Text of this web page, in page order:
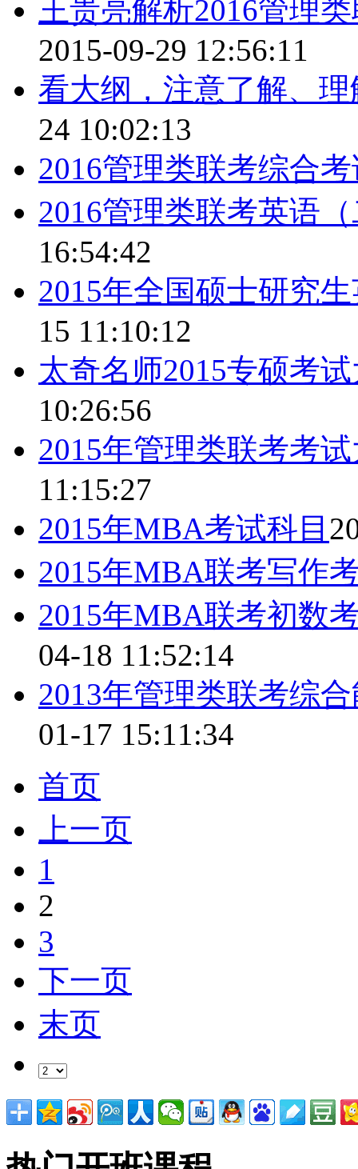
王贵亮解析2016管理
2015-09-29 12:56:11
看大纲，注意了解、
24 10:02:13
2016管理类联考综合
2016管理类联考英语
16:54:42
2015年全国硕士研究
15 11:10:12
太奇名师2015专硕考
10:26:56
2015年管理类联考考
11:15:27
2015年MBA考试科目
2015年MBA联考写作
2015年MBA联考初数
04-18 11:52:14
2013年管理类联考综
01-17 15:11:34
首页
上一页
1
2
3
下一页
末页